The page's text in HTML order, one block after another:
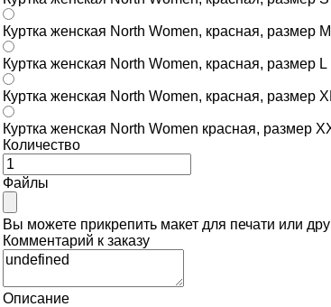
Куртка женская North Women, красная, размер M
Куртка женская North Women, красная, размер L
Куртка женская North Women, красная, размер
Куртка женская North Women красная, размер
Количество
Файлы
Вы можете прикрепить макет для печати или
Комментарий к заказу
Описание